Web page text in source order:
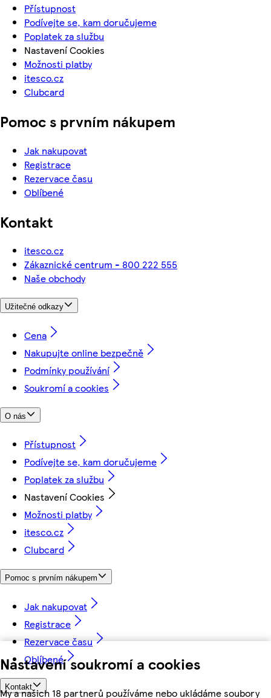
Nastavení soukromí a cookies
My a našich 18 partnerů používáme nebo ukládáme soubory
Přístupnost
Podívejte se, kam doručujeme
Poplatek za službu
Nastavení Cookies
Možnosti platby
itesco.cz
Clubcard
Pomoc s prvním nákupem
Jak nakupovat
Registrace
Rezervace času
Oblíbené
Kontakt
itesco.cz
Zákaznické centrum - 800 222 555
Naše obchody
Užitečné odkazy
Cena
Nakupujte online bezpečně
Podmínky používání
Soukromí a cookies
O nás
Přístupnost
Podívejte se, kam doručujeme
Poplatek za službu
Nastavení Cookies
Možnosti platby
itesco.cz
Clubcard
Pomoc s prvním nákupem
Jak nakupovat
Registrace
Rezervace času
Oblíbené
Kontakt